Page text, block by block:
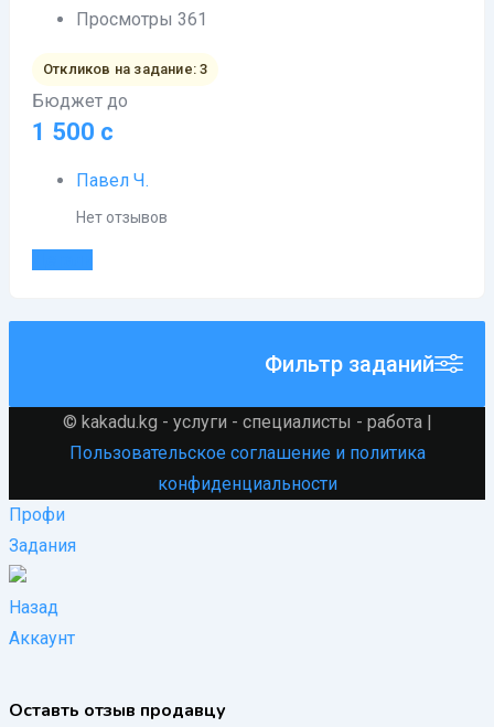
Просмотры 361
Откликов на задание: 3
Бюджет до
1 500 с
Павел Ч.
Нет отзывов
Фильтр заданий
© kakadu.kg - услуги - специалисты - работа |
Пользовательское соглашение и политика
конфиденциальности
Профи
Задания
Назад
Аккаунт
Оставть отзыв продавцу